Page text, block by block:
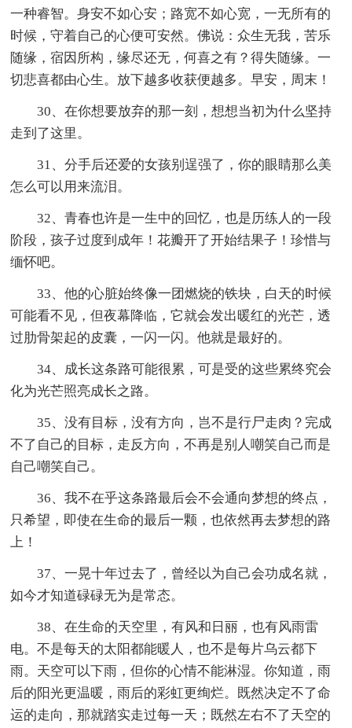
一种睿智。身安不如心安；路宽不如心宽，一无所有的
时候，守着自己的心便可安然。佛说：众生无我，苦乐
随缘，宿因所构，缘尽还无，何喜之有？得失随缘。一
切悲喜都由心生。放下越多收获便越多。早安，周末！
30、在你想要放弃的那一刻，想想当初为什么坚持
走到了这里。
31、分手后还爱的女孩别逞强了，你的眼睛那么美
怎么可以用来流泪。
32、青春也许是一生中的回忆，也是历练人的一段
阶段，孩子过度到成年！花瓣开了开始结果子！珍惜与
缅怀吧。
33、他的心脏始终像一团燃烧的铁块，白天的时候
可能看不见，但夜幕降临，它就会发出暖红的光芒，透
过肋骨架起的皮囊，一闪一闪。他就是最好的。
34、成长这条路可能很累，可是受的这些累终究会
化为光芒照亮成长之路。
35、没有目标，没有方向，岂不是行尸走肉？完成
不了自己的目标，走反方向，不再是别人嘲笑自己而是
自己嘲笑自己。
36、我不在乎这条路最后会不会通向梦想的终点，
只希望，即使在生命的最后一颗，也依然再去梦想的路
上！
37、一晃十年过去了，曾经以为自己会功成名就，
如今才知道碌碌无为是常态。
38、在生命的天空里，有风和日丽，也有风雨雷
电。不是每天的太阳都能暖人，也不是每片乌云都下
雨。天空可以下雨，但你的心情不能淋湿。你知道，雨
后的阳光更温暖，雨后的彩虹更绚烂。既然决定不了命
运的走向，那就踏实走过每一天；既然左右不了天空的